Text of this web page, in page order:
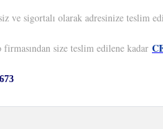
ve sigortalı olarak adresinize teslim
size teslim edilene kadar